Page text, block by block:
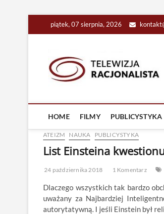
piątek, 07 sierpnia, 2026
HOME FILMY PUBLICYSTYKA
ATEIZM NAUKA PUBLICYSTYKA
List Einsteina
24 października 2018 1 Komentarz
Dlaczego wszystkich tak bardzo
uważany za Najbardziej
autorytatywną. I jeśli Einstein był